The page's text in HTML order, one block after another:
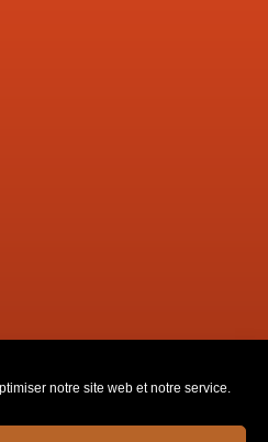
notre site web et notre service.